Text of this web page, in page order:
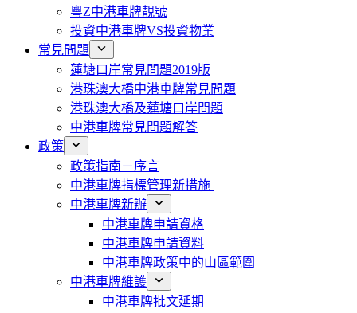
粵Z中港車牌靚號
投資中港車牌VS投資物業
常見問題
蓮塘口岸常見問題2019版
港珠澳大橋中港車牌常見問題
港珠澳大橋及蓮塘口岸問題
中港車牌常見問題解答
政策
政策指南－序言
中港車牌指標管理新措施
中港車牌新辦
中港車牌申請資格
中港車牌申請資料
中港車牌政策中的山區範圍
中港車牌維護
中港車牌批文延期